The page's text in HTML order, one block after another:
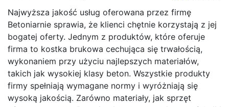
Najwyższa jakość usług oferowana przez firmę
Betoniarnie sprawia, że klienci chętnie korzystają z jej
bogatej oferty. Jednym z produktów, które oferuje
firma to kostka brukowa cechująca się trwałością,
wykonaniem przy użyciu najlepszych materiałów,
takich jak wysokiej klasy beton. Wszystkie produkty
firmy spełniają wymagane normy i wyróżniają się
wysoką jakością. Zarówno materiały, jak sprzęt